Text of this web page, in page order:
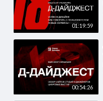
01:19:59
00:54:26